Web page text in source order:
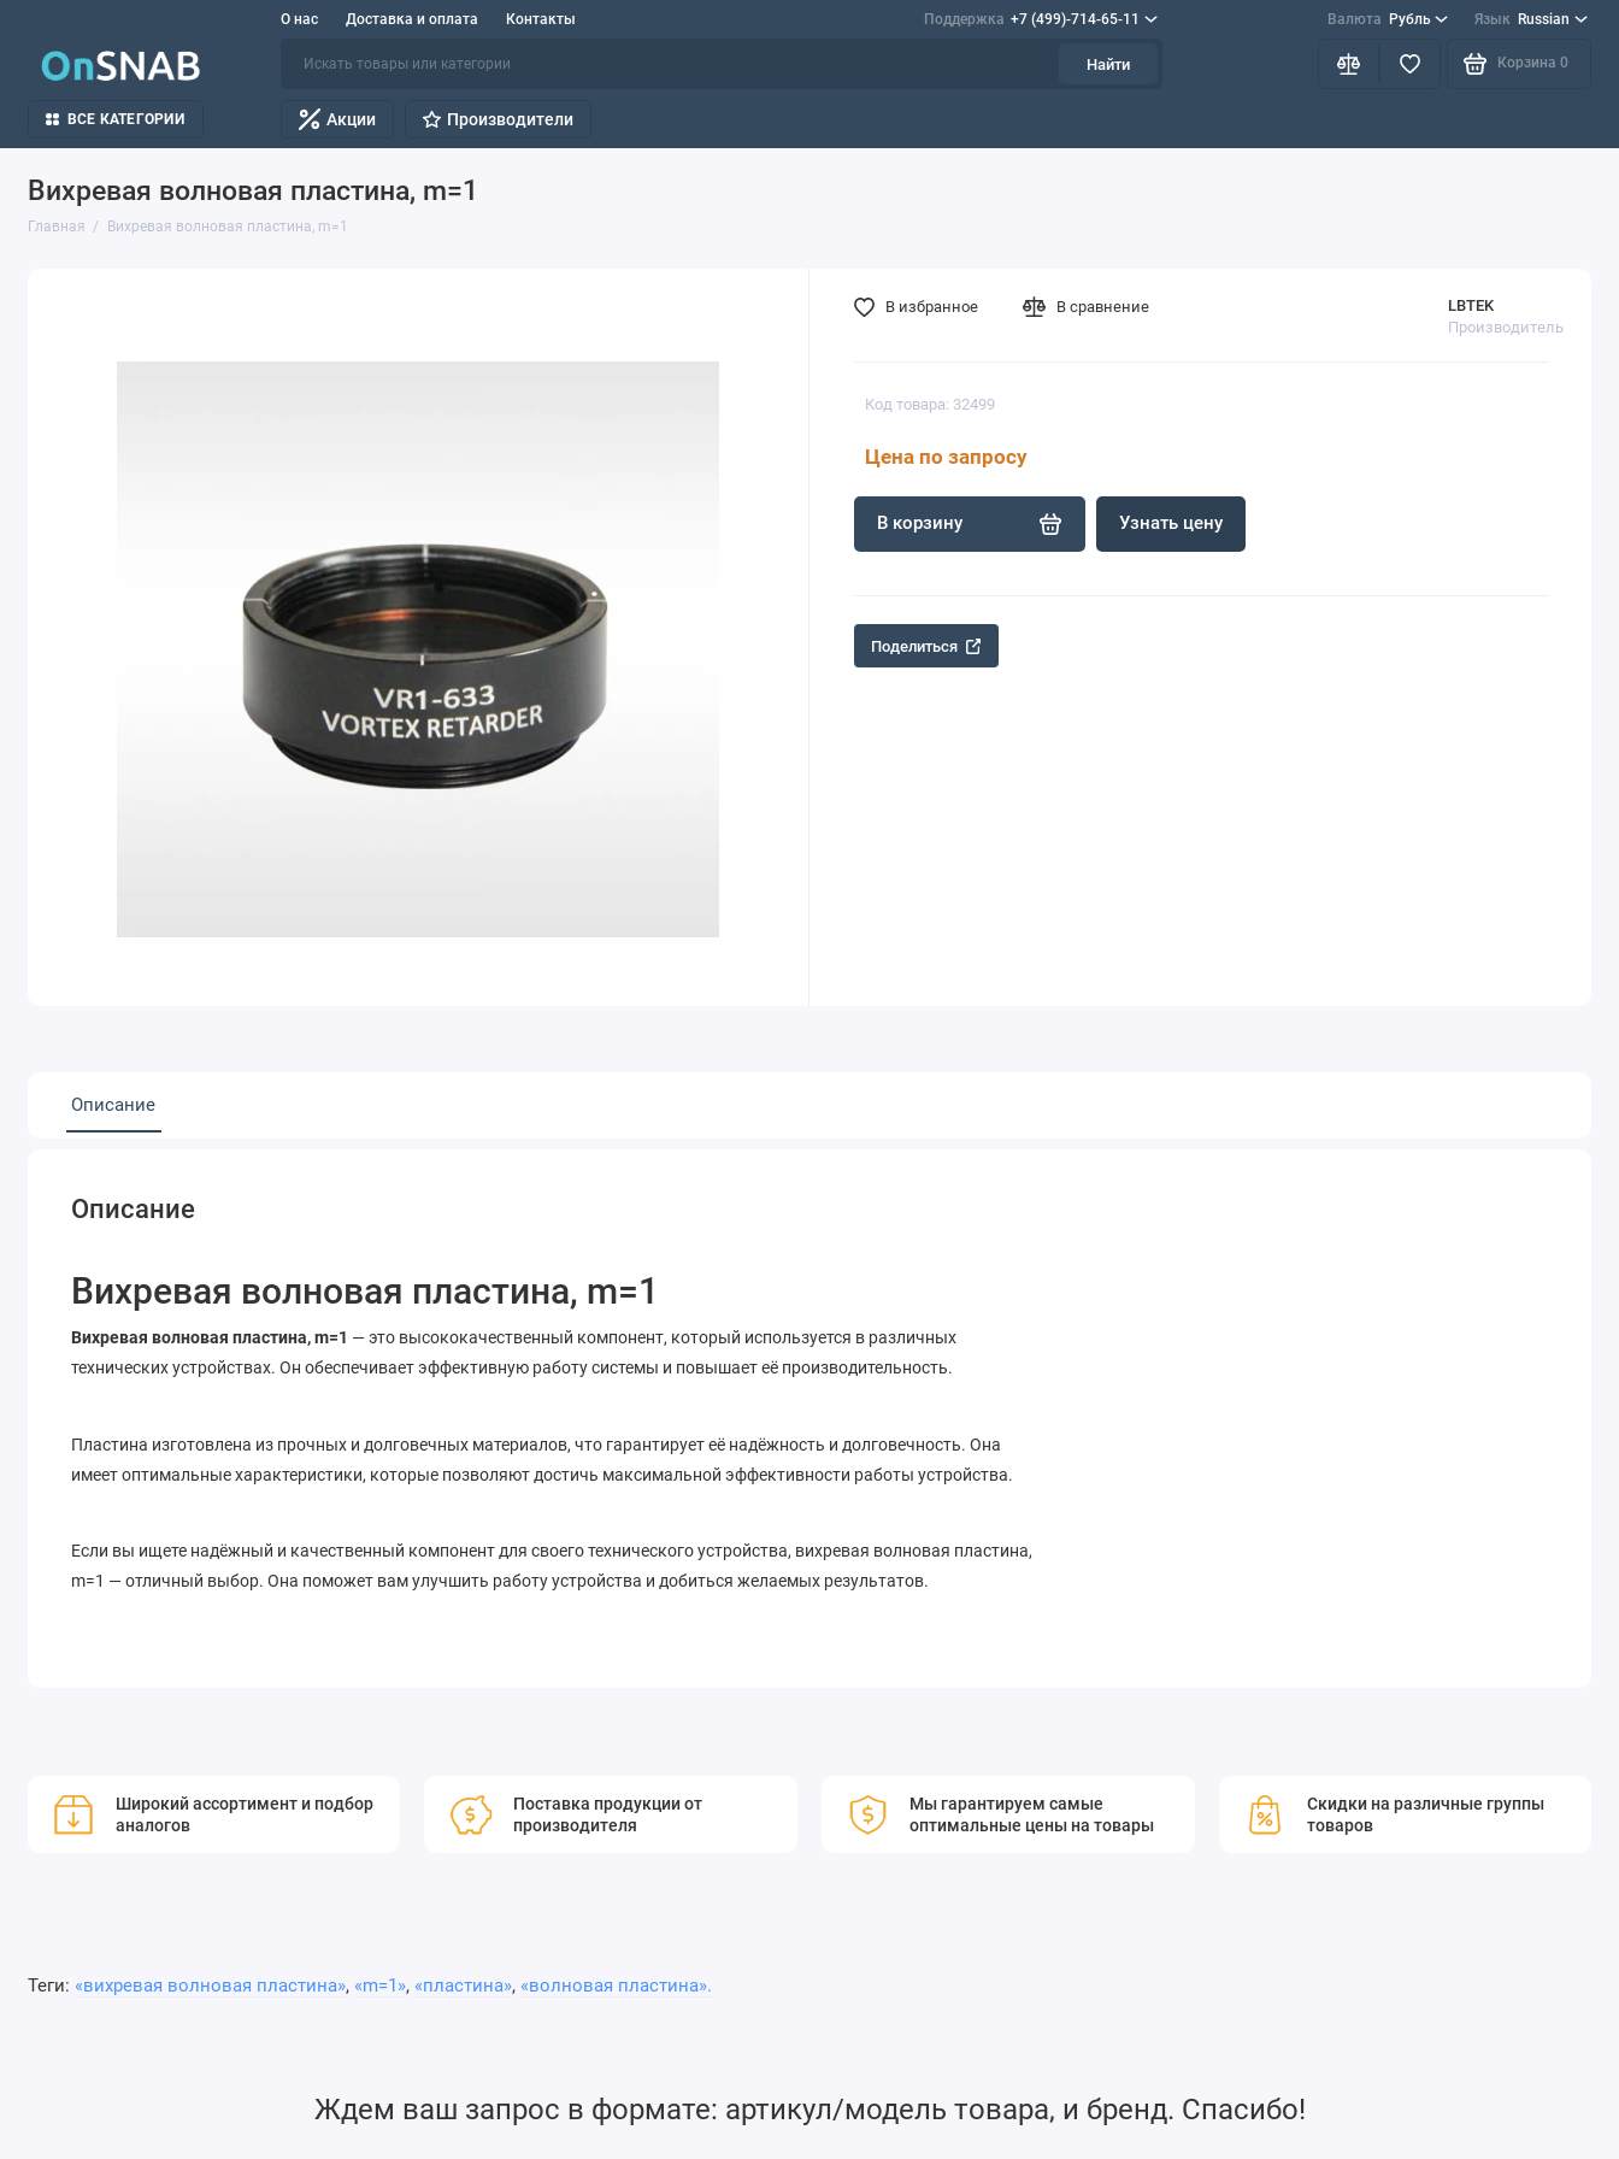
О нас Доставка и оплата Контакты Поддержка +7 (499)-714-65-11 Валюта Рубль Язык Russian
Найти Корзина 0
ВСЕ КАТЕГОРИИ Акции Производители
Вихревая волновая пластина, m=1
Главная Вихревая волновая пластина, m=1
Код товара: 32499
Цена по запросу
LBTEK
Производитель
В корзину Узнать цену
В избранное В сравнение
Поделиться
Описание
Описание
Вихревая волновая пластина, m=1
Вихревая волновая пластина, m=1 — это высококачественный компонент, который используется в различных
технических устройствах. Он обеспечивает эффективную работу системы и повышает её производительность.
Пластина изготовлена из прочных и долговечных материалов, что гарантирует её надёжность и долговечность. Она
имеет оптимальные характеристики, которые позволяют достичь максимальной эффективности работы устройства.
Если вы ищете надёжный и качественный компонент для своего технического устройства, вихревая волновая пластина,
m=1 — отличный выбор. Она поможет вам улучшить работу устройства и добиться желаемых результатов.
Широкий ассортимент и подбор
аналогов
Поставка продукции от
производителя
Мы гарантируем самые
оптимальные цены на товары
Скидки на различные группы
товаров
Теги: «вихревая волновая пластина», «m=1», «пластина», «волновая пластина».
Ждем ваш запрос в формате: артикул/модель товара, и бренд. Спасибо!